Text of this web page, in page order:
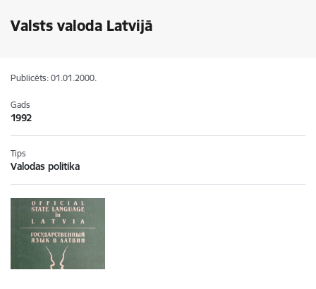
Valsts valoda Latvijā
Publicēts: 01.01.2000.
Gads
1992
Tips
Valodas politika